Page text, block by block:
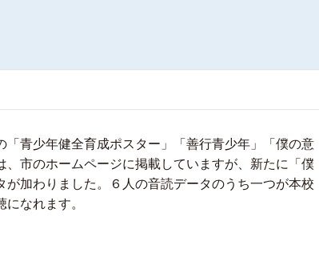
青少年健全育成ポスター」「善行青少年」「僕の意
市のホームページに掲載していますが、新たに「僕
加わりました。６人の音読データのうち一つが本校
なれます。